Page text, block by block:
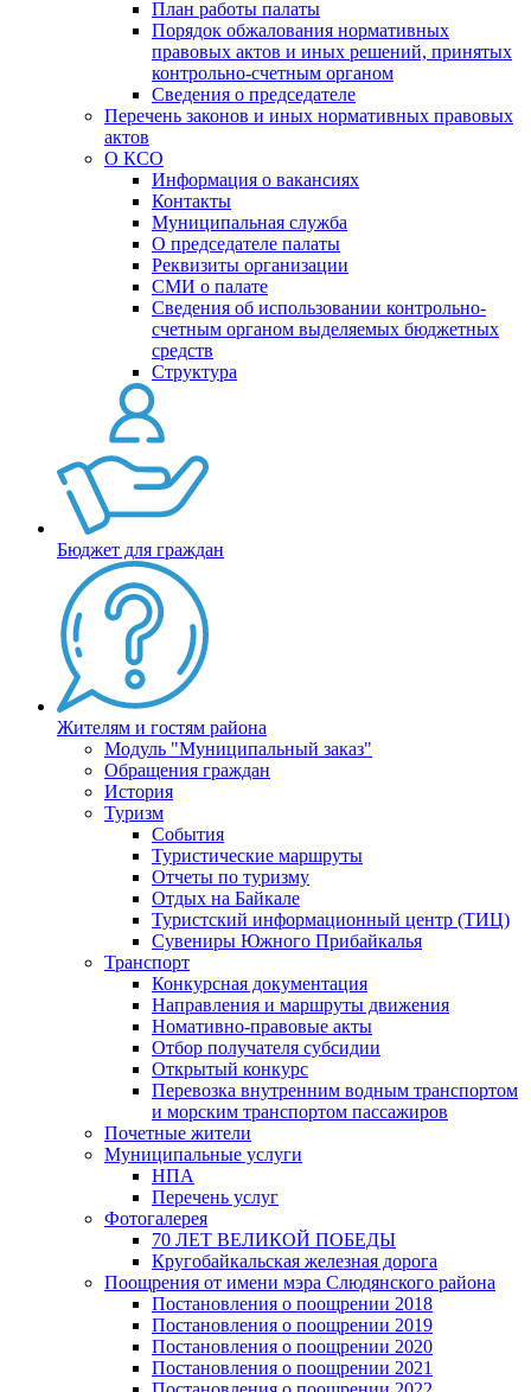
План работы палаты
Порядок обжалования нормативных
правовых актов и иных решений, принятых
контрольно-счетным органом
Сведения о председателе
Перечень законов и иных нормативных правовых
актов
О КСО
Информация о вакансиях
Контакты
Муниципальная служба
О председателе палаты
Реквизиты организации
СМИ о палате
Сведения об использовании контрольно-
счетным органом выделяемых бюджетных
средств
Структура
Бюджет для граждан
Жителям и гостям района
Модуль "Муниципальный заказ"
Обращения граждан
История
Туризм
События
Туристические маршруты
Отчеты по туризму
Отдых на Байкале
Туристский информационный центр (ТИЦ)
Сувениры Южного Прибайкалья
Транспорт
Конкурсная документация
Направления и маршруты движения
Номативно-правовые акты
Отбор получателя субсидии
Открытый конкурс
Перевозка внутренним водным транспортом
и морским транспортом пассажиров
Почетные жители
Муниципальные услуги
НПА
Перечень услуг
Фотогалерея
70 ЛЕТ ВЕЛИКОЙ ПОБЕДЫ
Кругобайкальская железная дорога
Поощрения от имени мэра Слюдянского района
Постановления о поощрении 2018
Постановления о поощрении 2019
Постановления о поощрении 2020
Постановления о поощрении 2021